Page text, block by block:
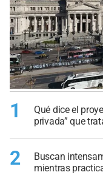
1
Qué dice el
privada” que
2
Buscan
mientras